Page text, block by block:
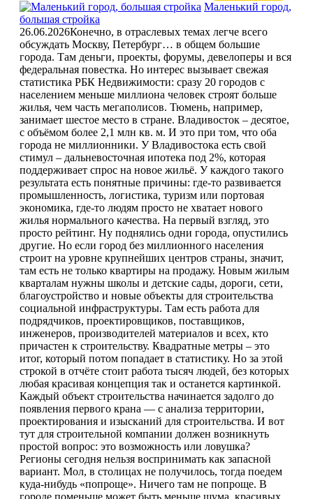
Маленький город,
большая стройка
26.06.2026Конечно, в отраслевых темах легче всего
обсуждать Москву, Петербург… в общем большие
города. Там деньги, проекты, форумы, девелоперы и вся
федеральная повестка. Но интерес вызывает свежая
статистика РБК Недвижимости: сразу 20 городов с
населением меньше миллиона человек строят больше
жилья, чем часть мегаполисов. Тюмень, например,
занимает шестое место в стране. Владивосток – десятое,
с объёмом более 2,1 млн кв. м. И это при том, что оба
города не миллионники. У Владивостока есть свой
стимул – дальневосточная ипотека под 2%, которая
поддерживает спрос на новое жильё. У каждого такого
результата есть понятные причины: где-то развивается
промышленность, логистика, туризм или портовая
экономика, где-то людям просто не хватает нового
жилья нормального качества. На первый взгляд, это
просто рейтинг. Ну поднялись одни города, опустились
другие. Но если город без миллионного населения
строит на уровне крупнейших центров страны, значит,
там есть не только квартиры на продажу. Новым жилым
кварталам нужны школы и детские сады, дороги, сети,
благоустройство и новые объекты для строительства
социальной инфраструктуры. Там есть работа для
подрядчиков, проектировщиков, поставщиков,
инженеров, производителей материалов и всех, кто
причастен к строительству. Квадратные метры – это
итог, который потом попадает в статистику. Но за этой
строкой в отчёте стоит работа тысяч людей, без которых
любая красивая концепция так и останется картинкой.
Каждый объект строительства начинается задолго до
появления первого крана — с анализа территории,
проектирования и изысканий для строительства. И вот
тут для строительной компании должен возникнуть
простой вопрос: это возможность или ловушка?
Регионы сегодня нельзя воспринимать как запасной
вариант. Мол, в столицах не получилось, тогда поедем
куда-нибудь «попроще». Ничего там не попроще. В